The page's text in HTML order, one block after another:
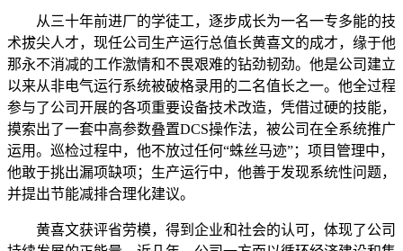
从三十年前进厂的学徒工，逐步成长为一名一专多能的技
术拔尖人才，现任公司生产运行总值长黄喜文的成才，缘于他
那永不消减的工作激情和不畏艰难的钻劲韧劲。他是公司建立
以来从非电气运行系统被破格录用的二名值长之一。他全过程
参与了公司开展的各项重要设备技术改造，凭借过硬的技能，
摸索出了一套中高参数叠置DCS操作法，被公司在全系统推广
运用。巡检过程中，他不放过任何“蛛丝马迹”；项目管理中，
他敢于挑出漏项缺项；生产运行中，他善于发现系统性问题，
并提出节能减排合理化建议。
黄喜文获评省劳模，得到企业和社会的认可，体现了公司